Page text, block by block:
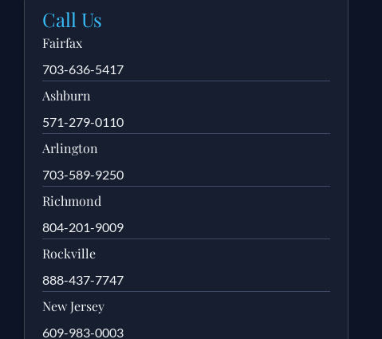
Call Us
Fairfax
703-636-5417
Ashburn
571-279-0110
Arlington
703-589-9250
Richmond
804-201-9009
Rockville
888-437-7747
New Jersey
609-983-0003